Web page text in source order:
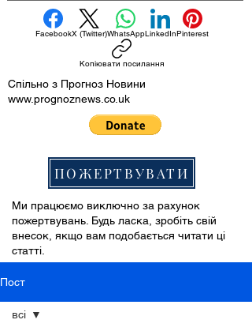
FacebookX (Twitter)WhatsAppLinkedInPinterest
Копіювати посилання
Спільно з Прогноз Новини
www.prognoznews.co.uk
ПОЖЕРТВУВАТИ
Ми працюємо виключно за рахунок
пожертвувань. Будь ласка, зробіть свій
внесок, якщо вам подобається читати ці
статті.
Пост
всі